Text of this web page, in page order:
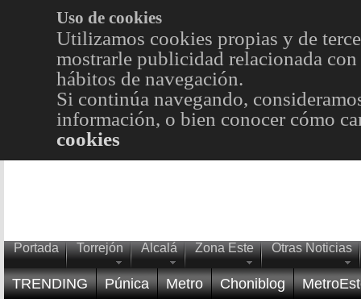
Uso de cookies
Utilizamos cookies propias y de
mostrarle publicidad relacionada
hábitos de navegación.
Si continúa navegando,
información, o bien conocer cómo
cookies
Portada Torrejón Alcalá Zona Este Otras Noticias
TRENDING Púnica Metro Choniblog